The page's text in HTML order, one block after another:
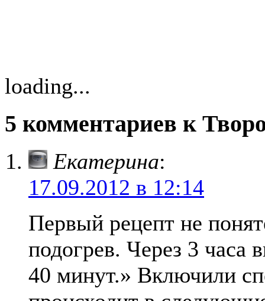
loading...
5 комментариев к
Екатерина:
17.09.2012 в 12:14
Первый рецепт не
подогрев. Через 3
40 минут.» Включили